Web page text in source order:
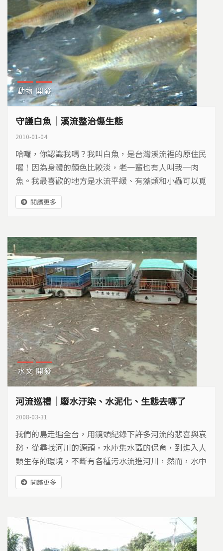
動物 開發
守護白魚｜溪流整治傷生態
2010-01-04
哈囉，你認識我嗎？我叫白魚，是台灣溪流裡的原住民
喔！因為身體的顏色比較淡，老一輩也有人叫我─肉
魚。我最喜歡的地方是水流平緩、有藻類和小蟲可以覓
食、有水草可以藏身的溪流。你說這樣的地方，不是很
普通嗎？那可就錯了！現在全台灣只有日月潭附近的小
影。但是，這最後的家，也將被水泥與消波塊佔據…
閱讀更多
水文 開發
河流巡禮｜廢水汙染、水泥化、生態去哪了
2008-03-31
我們的島走遍全台，用鏡頭紀錄下許多河流的悲喜與哀
愁，從尋找河川的源頭，水庫集水區的保育，到進入人
類生存的環境，不斷有各種污水流進河川，然而，水中
生態因水質惡化、水利工程而奄奄一息。從全台河川的
處境，和各界如何努力搶救河流的過程，讓我們重新反
閱讀更多